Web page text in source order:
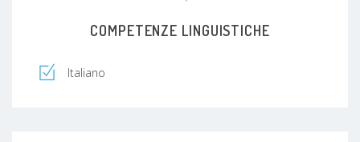
solido alla cardiologia.
COMPETENZE LINGUISTICHE
Italiano